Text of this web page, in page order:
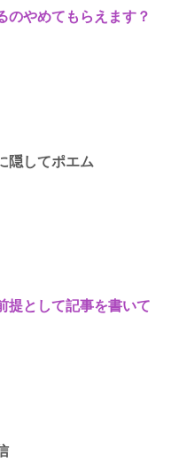
のやめてもらえます？
隠してポエム
提として記事を書いて